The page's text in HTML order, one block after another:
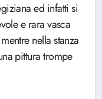
ed infatti si
e rara vasca
nella stanza
pittura trompe